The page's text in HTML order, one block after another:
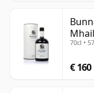
70cl •
€ 160